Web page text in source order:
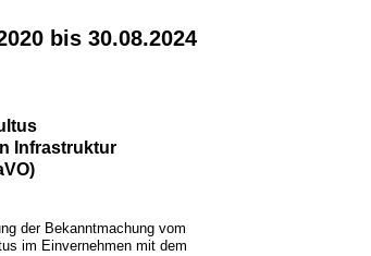
bis 30.08.2024
Infrastruktur
der Bekanntmachung vom
im Einvernehmen mit dem